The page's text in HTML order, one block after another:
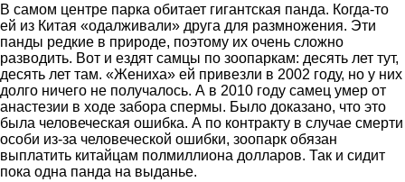
В самом центре парка обитает гигантская панда. Когда-то
ей из Китая «одалживали» друга для размножения. Эти
панды редкие в природе, поэтому их очень сложно
разводить. Вот и ездят самцы по зоопаркам: десять лет тут,
десять лет там. «Жениха» ей привезли в 2002 году, но у них
долго ничего не получалось. А в 2010 году самец умер от
анастезии в ходе забора спермы. Было доказано, что это
была человеческая ошибка. А по контракту в случае смерти
особи из-за человеческой ошибки, зоопарк обязан
выплатить китайцам полмиллиона долларов. Так и сидит
пока одна панда на выданье.